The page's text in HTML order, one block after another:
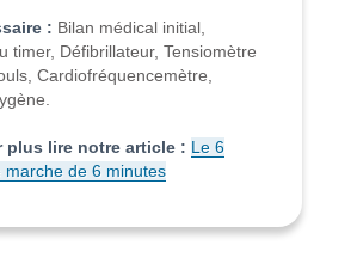
: Bilan médical initial,
timer, Défibrillateur, Tensiomètre
Cardiofréquencemètre,
plus lire notre article : Le 6
marche de 6 minutes